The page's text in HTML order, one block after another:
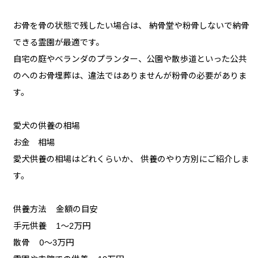
お骨を骨の状態で残したい場合は、 納骨堂や粉骨しないで納骨
できる霊園が最適です。
自宅の庭やベランダのプランター、公園や散歩道といった公共
のへのお骨埋葬は、違法ではありませんが粉骨の必要がありま
す。
愛犬の供養の相場
お金 相場
愛犬供養の相場はどれくらいか、 供養のやり方別にご紹介しま
す。
供養方法 金額の目安
手元供養 1～2万円
散骨 0～3万円